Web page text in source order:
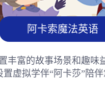
阿卡索魔法英语
丰富的故事场景和趣味
置虚拟学伴“阿卡莎”陪